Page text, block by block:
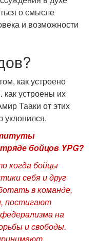
о смысле
и возможности
как устроено
как устроены их
Тааки от этих
уклонился.
бойцов YPG?
когда бойцы
себя и друг
в команде,
постигают
на
и свободы.